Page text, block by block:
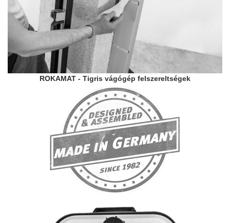
ROKAMAT - Tigris vágógép felszereltségek